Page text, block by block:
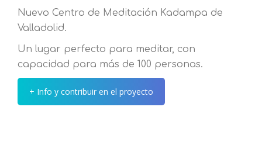
Nuevo Centro de Meditación Kadampa de
Valladolid.
Un lugar perfecto para meditar, con
capacidad para más de 100 personas.
+ Info y contribuir en el proyecto